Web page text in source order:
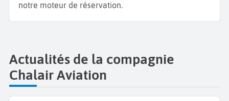
notre moteur de réservation.
Actualités de la compagnie
Chalair Aviation